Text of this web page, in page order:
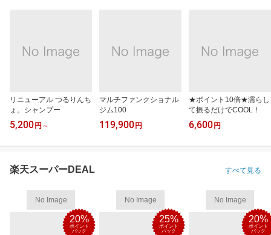
リニューアル つるりんち
ょ。シャンプー
5,200 円 ～
マルチファンクショナル
ジム100
119,900 円
★ポイント10倍★濡らし
て振るだけでCOOL！
6,600 円
楽天スーパーDEAL すべて見る
No Image
20%
ポイント
バック
No Image
25%
ポイント
バック
No Image
20%
ポイント
バック